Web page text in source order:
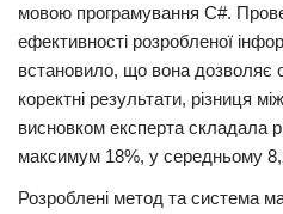
мовою програмування C#.
ефективності розробленої
встановило, що вона дозволяє
коректні результати, різниця
висновком експерта складала
максимум 18%, у середньому
Розроблені метод та система